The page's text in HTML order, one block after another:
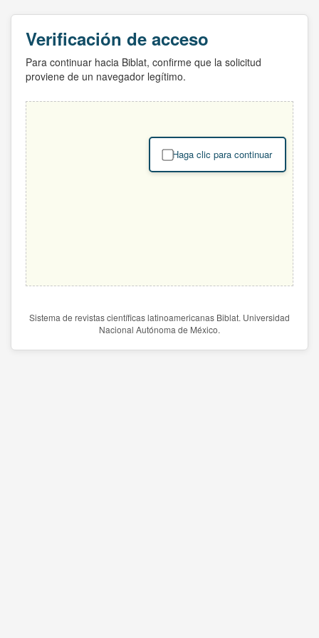
Verificación de acceso
Para continuar hacia Biblat, confirme que la solicitud
proviene de un navegador legítimo.
Haga clic para continuar
Sistema de revistas científicas latinoamericanas Biblat. Universidad
Nacional Autónoma de México.